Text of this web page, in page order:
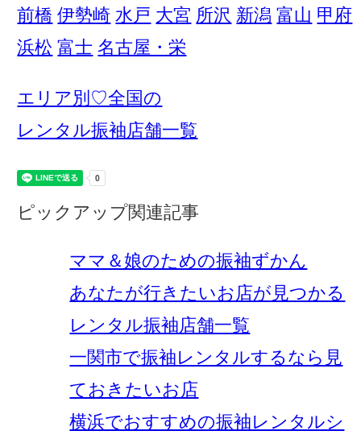
前橋 伊勢崎 水戸 大宮 所沢 新潟 富山 甲府
浜松 富士 名古屋・栄
エリア別♡全国の
レンタル振袖店舗一覧
ピックアップ関連記事
ママ＆娘のための振袖ずかん
あなたが行きたいお店が見つかる
レンタル振袖店舗一覧
一関市で振袖レンタルするなら見
ておきたいお店
横浜でおすすめの振袖レンタルシ